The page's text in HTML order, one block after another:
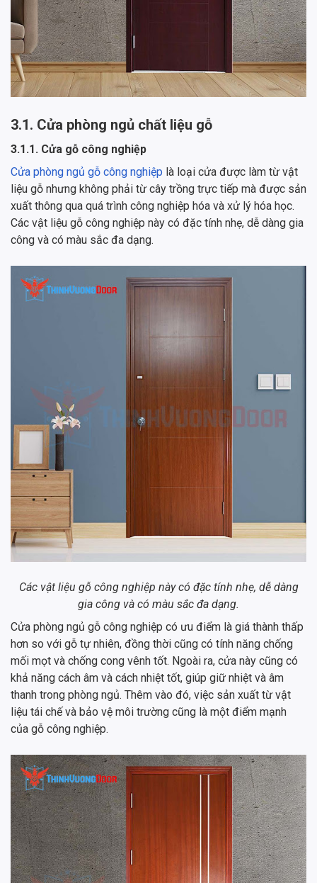
3.1. Cửa phòng ngủ chất liệu gỗ
3.1.1. Cửa gỗ công nghiệp
Cửa phòng ngủ gỗ công nghiệp là loại cửa được làm từ vật
liệu gỗ nhưng không phải từ cây trồng trực tiếp mà được sản
xuất thông qua quá trình công nghiệp hóa và xử lý hóa học.
Các vật liệu gỗ công nghiệp này có đặc tính nhẹ, dễ dàng gia
công và có màu sắc đa dạng.
Các vật liệu gỗ công nghiệp này có đặc tính nhẹ, dễ dàng
gia công và có màu sắc đa dạng.
Cửa phòng ngủ gỗ công nghiệp có ưu điểm là giá thành thấp
hơn so với gỗ tự nhiên, đồng thời cũng có tính năng chống
mối mọt và chống cong vênh tốt. Ngoài ra, cửa này cũng có
khả năng cách âm và cách nhiệt tốt, giúp giữ nhiệt và âm
thanh trong phòng ngủ. Thêm vào đó, việc sản xuất từ vật
liệu tái chế và bảo vệ môi trường cũng là một điểm mạnh
của gỗ công nghiệp.